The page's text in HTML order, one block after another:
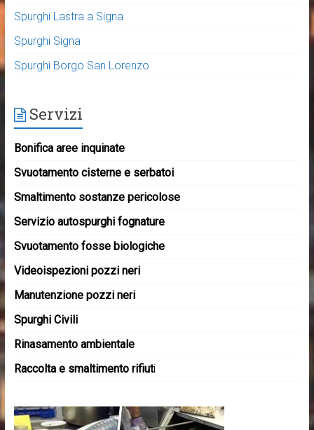
Spurghi Lastra a Signa
Spurghi Signa
Spurghi Borgo San Lorenzo
Servizi
Bonifica aree inquinate
Svuotamento cisterne e serbatoi
Smaltimento sostanze pericolose
Servizio autospurghi fognature
Svuotamento fosse biologiche
Videoispezioni pozzi neri
Manutenzione pozzi neri
Spurghi Civili
Rinasamento ambientale
Raccolta e smaltimento rifiuti